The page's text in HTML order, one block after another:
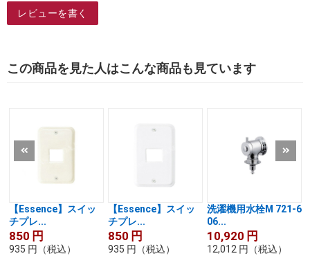
レビューを書く
この商品を見た人はこんな商品も見ています
【Essence】スイッ
チプレ...
850 円
935 円 （税込）
【Essence】スイッ
チプレ...
850 円
935 円 （税込）
洗濯機用水栓M 721-6
06...
10,920 円
12,012 円 （税込）